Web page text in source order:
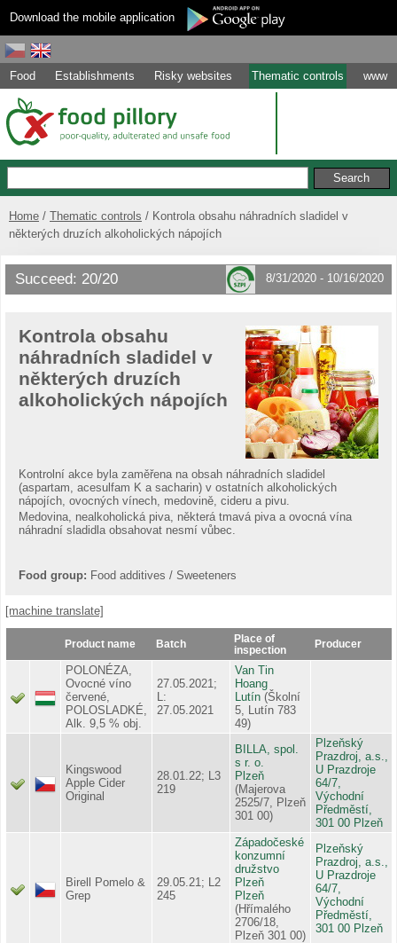
Download the mobile application
Food Establishments Risky websites Thematic controls www
Home Thematic controls
Kontrola obsahu náhradních sladidel v
některých druzích alkoholických nápojích
Succeed: 20/20 8/31/2020 - 10/16/2020
Kontrola obsahu
náhradních sladidel v
některých druzích
alkoholických nápojích
Kontrolní akce byla zaměřena na obsah náhradních sladidel
(aspartam, acesulfam K a sacharin) v ostatních alkoholických
nápojích, ovocných vínech, medovině, cideru a pivu.
Medovina, nealkoholická piva, některá tmavá piva a ovocná vína
náhradní sladidla obsahovat nesmí vůbec.
Food group: Food additives / Sweeteners
[machine translate]
Product name Batch
Place of
inspection
Producer
POLONÉZA,
Ovocné víno
červené,
POLOSLADKÉ,
Alk. 9,5 % obj.
27.05.2021;
L:
27.05.2021
Van Tin
Hoang
Lutín (Školní
5, Lutín 783
49)
Kingswood
Apple Cider
Original
28.01.22; L3
219
BILLA, spol.
s r. o.
Plzeň
(Majerova
2525/7, Plzeň
301 00)
Plzeňský
Prazdroj, a.s.,
U Prazdroje
64/7,
Východní
Předměstí,
301 00 Plzeň
Birell Pomelo &
Grep
29.05.21; L2
245
Západočeské
konzumní
družstvo
Plzeň
Plzeň
(Hřímalého
2706/18,
Plzeň 301 00)
Plzeňský
Prazdroj, a.s.,
U Prazdroje
64/7,
Východní
Předměstí,
301 00 Plzeň